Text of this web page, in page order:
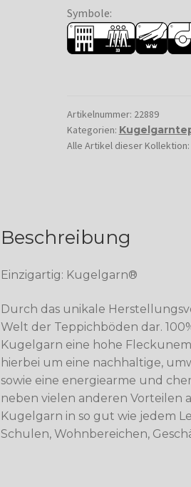
Symbole:
Artikelnummer: 22889
Kategorien:
Alle Artikel dieser Kollektion:
Beschreibung
Einzigartig: Kugelgarn®
Durch das unikale
Welt der Teppichböden dar.
Kugelgarn eine hohe
hierbei um eine nachhaltige,
sowie eine energiearme und
neben vielen anderen Vorteilen
Kugelgarn in so gut wie jedem
Schulen, Wohnbereichen,